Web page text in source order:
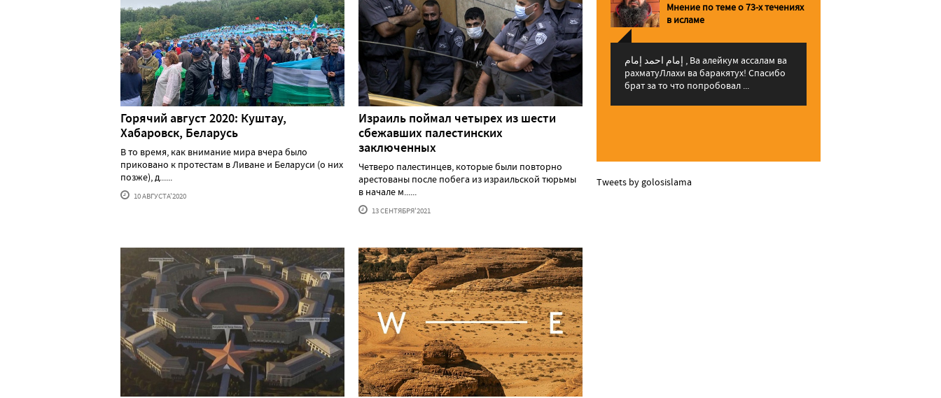
Горячий август 2020: Куштау,
Хабаровск, Беларусь
В то время, как внимание мира вчера было
приковано к протестам в Ливане и Беларуси (о них
позже), д......
10 АВГУСТА'2020
Израиль поймал четырех из шести
сбежавших палестинских
заключенных
Четверо палестинцев, которые были повторно
арестованы после побега из израильской тюрьмы
в начале м......
13 СЕНТЯБРЯ'2021
Мнение по теме о 73-х течениях
в исламе
إمام احمد إمام , Ва алейкум ассалам ва
рахматуЛлахи ва баракятух! Спасибо
брат за то что попробовал ...
Tweets by golosislama